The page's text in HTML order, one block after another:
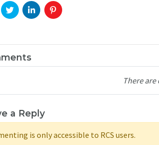
There
a Reply
is only accessible to RCS users.